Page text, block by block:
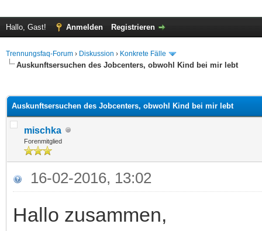
Hallo, Gast! Anmelden Registrieren
Trennungsfaq-Forum › Diskussion › Konkrete Fälle
Auskunftsersuchen des Jobcenters, obwohl Kind bei mir lebt
Auskunftsersuchen des Jobcenters, obwohl Kind bei mir lebt
mischka
Forenmitglied
16-02-2016, 13:02
Hallo zusammen,